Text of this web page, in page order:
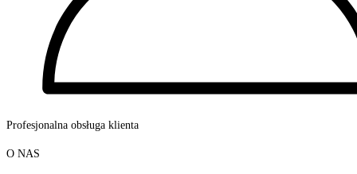
Profesjonalna obsługa klienta
O NAS